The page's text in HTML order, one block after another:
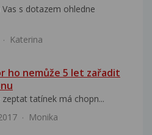
s dotazem ohledne
Katerina
ho nemůže 5 let zařadit
tatínek má chopn...
Monika